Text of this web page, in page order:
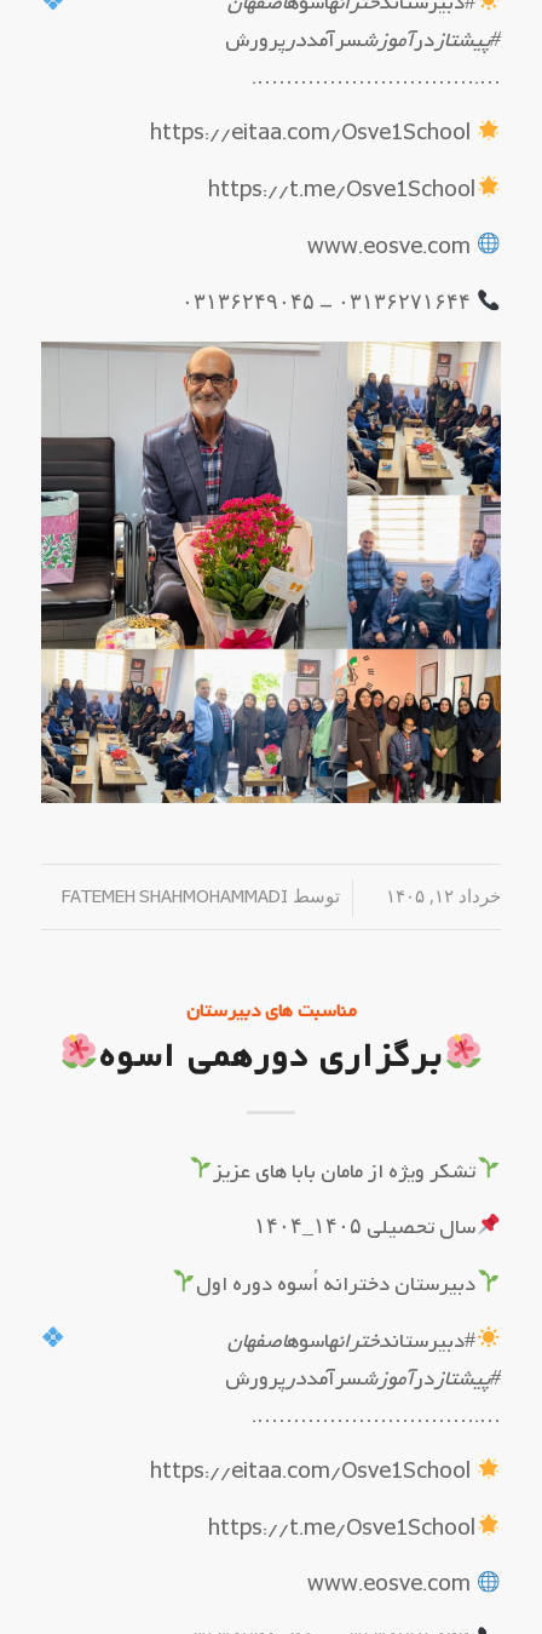
#پیشتازدرآموزشسرآمددرپرورش
….………………………….
https://t.me/Osve1School
خرداد ۱۲, ۱۴۰۵ / توسط FATEMEH SHAHMOHAMMADI
مناسبت های دبیرستان
برگزاری دورهمی اسوه
تشکر ویژه از مامان بابا های عزیز
سال تحصیلی ۱۴۰۵_۱۴۰۴
دبیرستان دخترانه اُسوه دوره اول
#دبیرستاندخترانهاسوهاصفهان
#پیشتازدرآموزشسرآمددرپرورش
….………………………….
https://t.me/Osve1School